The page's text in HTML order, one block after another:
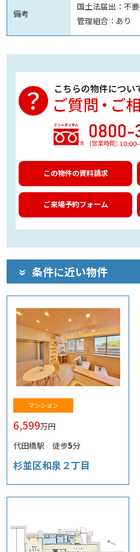
備考
国土法届出：不要
管理組合：あり
この物件の資料請求
ご来場予約フォーム
条件に近い物件
マンション
6,599万円
代田橋駅 徒歩5分
杉並区和泉２丁目